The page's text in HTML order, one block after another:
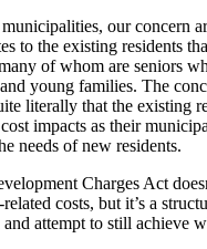
our concern
to the existing residents
of whom are seniors
young families. The
literally that the existing
impacts as their
needs of new residents.
Charges Act
costs, but it’s a
attempt to still achieve